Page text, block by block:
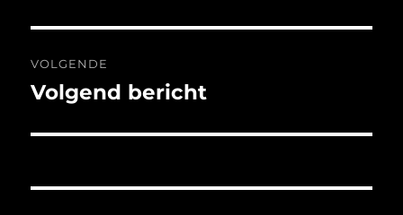
VOLGENDE
Volgend
Volgend bericht